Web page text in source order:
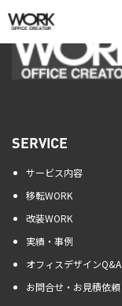
SERVICE
サービス内容
移転WORK
改装WORK
実績・事例
オフィスデザインQ&A
お問合せ・お見積依頼